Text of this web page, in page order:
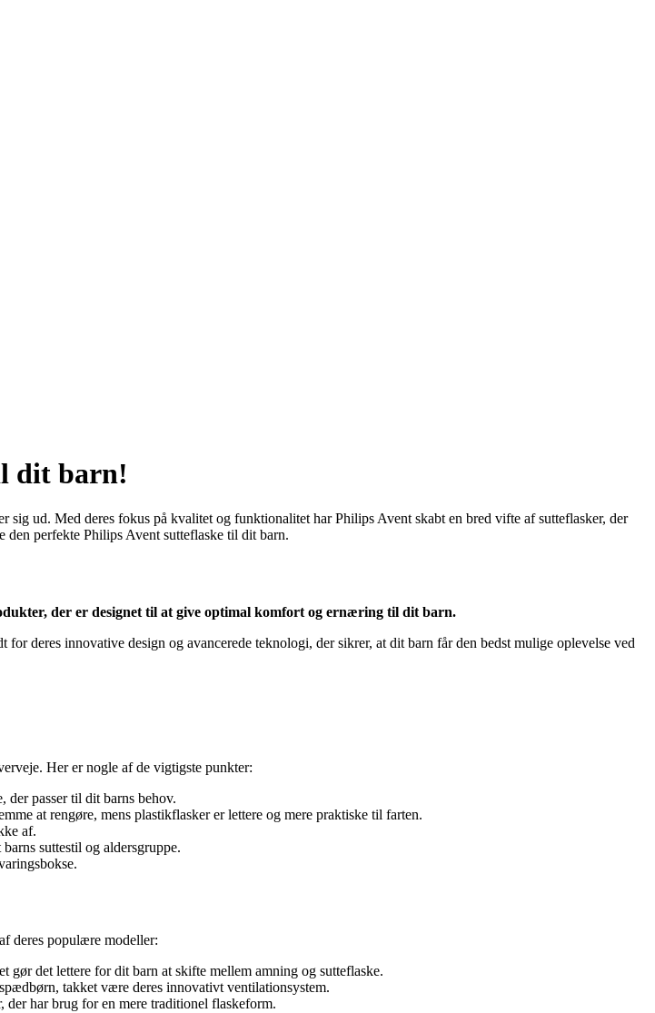
dit barn!
ud. Med deres fokus på kvalitet og funktionalitet har Philips Avent skabt en bred vifte af sutteflasker, der
perfekte Philips Avent sutteflaske til dit barn.
der er designet til at give optimal komfort og ernæring til dit barn.
deres innovative design og avancerede teknologi, der sikrer, at dit barn får den bedst mulige oplevelse ved
Her er nogle af de vigtigste punkter:
der passer til dit barns behov.
at rengøre, mens plastikflasker er lettere og mere praktiske til farten.
af.
suttestil og aldersgruppe.
deres populære modeller:
gør det lettere for dit barn at skifte mellem amning og sutteflaske.
takket være deres innovativt ventilationsystem.
der har brug for en mere traditionel flaskeform.